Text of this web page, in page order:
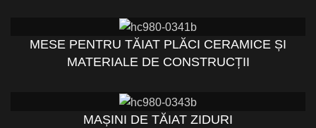
MESE PENTRU TĂIAT PLĂCI CERAMICE ȘI
MATERIALE DE CONSTRUCȚII
MAȘINI DE TĂIAT ZIDURI